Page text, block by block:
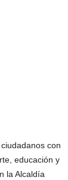
con
educación y
la Alcaldía